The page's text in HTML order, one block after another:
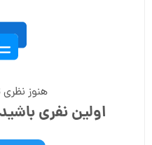
هنوز
اولین نفری